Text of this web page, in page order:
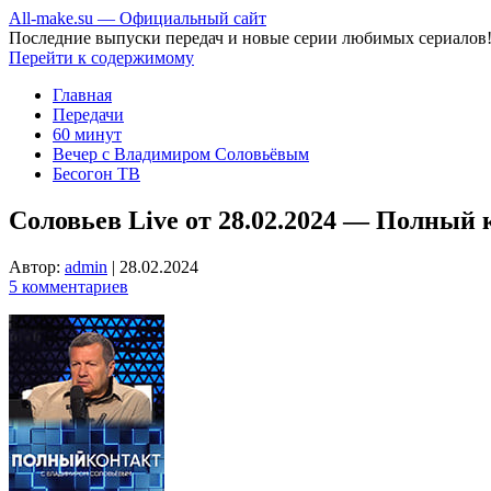
All-make.su — Официальный сайт
Последние выпуски передач и новые серии любимых сериалов!
Перейти к содержимому
Главная
Передачи
60 минут
Вечер с Владимиром Соловьёвым
Бесогон ТВ
Соловьев Live от 28.02.2024 — Полный
Автор: admin | 28.02.2024
5 комментариев